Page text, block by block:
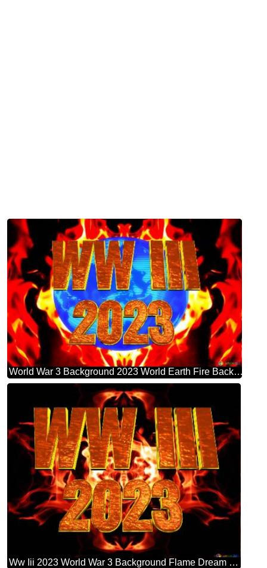
World War 3 Background 2023 World Earth Fire Background Global
Ww Iii 2023 World War 3 Background Flame Dream Causes Of Fire Background Hd Wallpaper